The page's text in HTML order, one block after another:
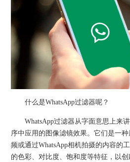
什么是WhatsApp过滤器呢？
WhatsApp过滤器从字面意思上来讲
序中应用的图像滤镜效果。它们是一
频或通过WhatsApp相机拍摄的内容的
的色彩、对比度、饱和度等特征，以